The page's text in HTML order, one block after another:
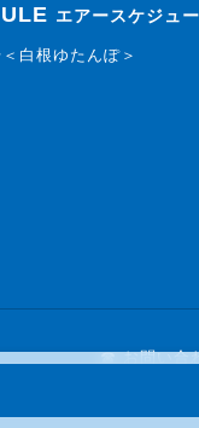
エアースケジュ
白根ゆたんぽ＞
☎ お問い合